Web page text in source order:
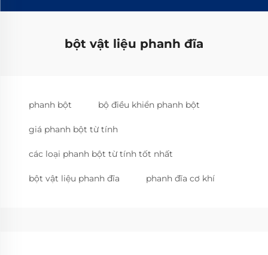
bột vật liệu phanh đĩa
phanh bột bộ điều khiển phanh bột
giá phanh bột từ tính
các loại phanh bột từ tính tốt nhất
bột vật liệu phanh đĩa phanh đĩa cơ khí